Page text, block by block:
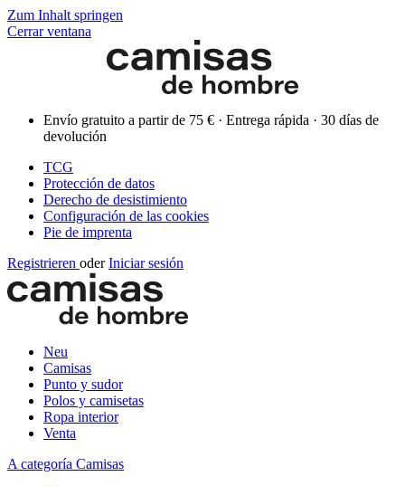
Zum Inhalt springen
Cerrar ventana
Envío gratuito a partir de 75 € · Entrega rápida · 30 días de
devolución
TCG
Protección de datos
Derecho de desistimiento
Configuración de las cookies
Pie de imprenta
Registrieren oder Iniciar sesión
Neu
Camisas
Punto y sudor
Polos y camisetas
Ropa interior
Venta
A categoría Camisas